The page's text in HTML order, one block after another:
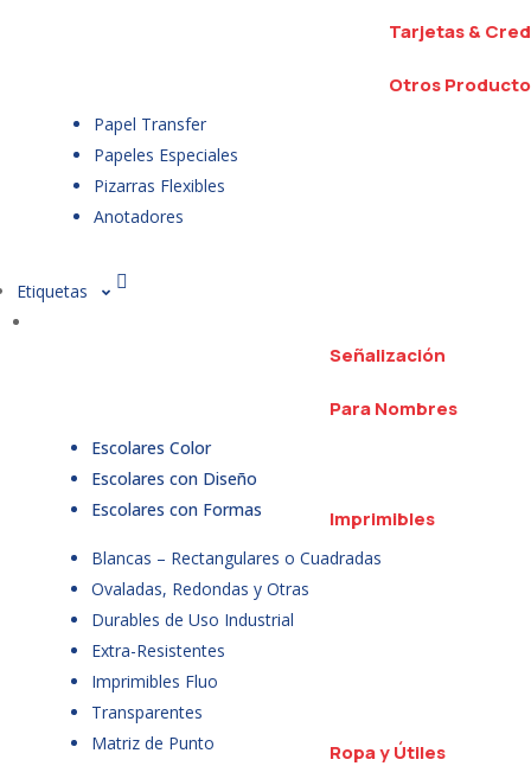
Tarjetas &
Otros
Papel Transfer
Papeles Especiales
Pizarras Flexibles
Anotadores
Etiquetas
Señalización
Para Nombres
Escolares Color
Escolares con Diseño
Escolares con Formas
Imprimibles
Blancas – Rectangulares o Cuadradas
Ovaladas, Redondas y Otras
Durables de Uso Industrial
Extra-Resistentes
Imprimibles Fluo
Transparentes
Matriz de Punto
Ropa y Útiles